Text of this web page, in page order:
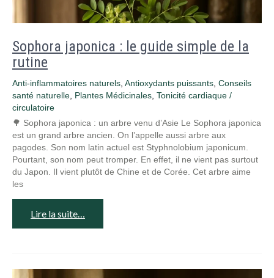
Sophora japonica : le guide simple de la
rutine
Anti-inflammatoires naturels Antioxydants puissants Conseils
santé naturelle Plantes Médicinales Tonicité cardiaque /
circulatoire
🌳 Sophora japonica : un arbre venu d’Asie Le Sophora japonica
est un grand arbre ancien. On l’appelle aussi arbre aux
pagodes. Son nom latin actuel est Styphnolobium japonicum.
Pourtant, son nom peut tromper. En effet, il ne vient pas surtout
du Japon. Il vient plutôt de Chine et de Corée. Cet arbre aime
les
Lire la suite…